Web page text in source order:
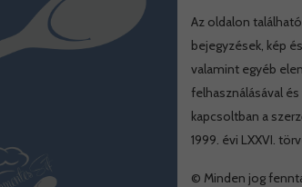
Az oldalon
bejegyzések, kép
valamint egyéb
felhasználásával
kapcsoltban a
1999. évi LXXVI.
© Minden jog